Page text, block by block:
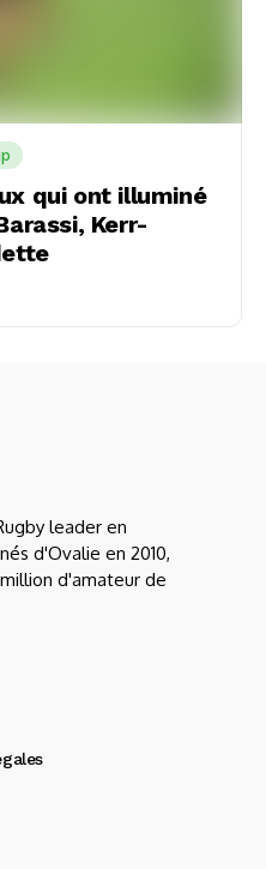
qui ont illuminé
Kerr-
leader en
d'Ovalie en 2010,
d'amateur de